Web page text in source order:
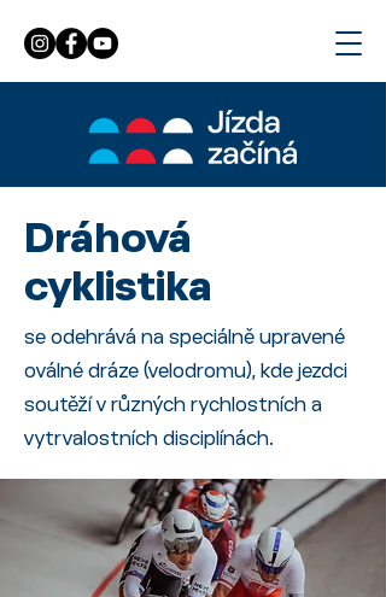
Dráhová
cyklistika
se odehrává na speciálně upravené
oválné dráze (velodromu), kde jezdci
soutěží v různých rychlostních a
vytrvalostních disciplínách.